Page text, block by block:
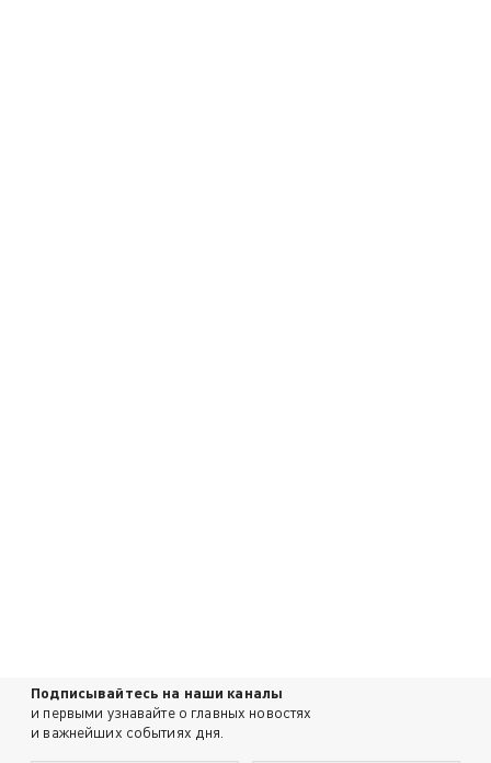
Подписывайтесь на наши каналы
и первыми узнавайте о главных новостях
и важнейших событиях дня.